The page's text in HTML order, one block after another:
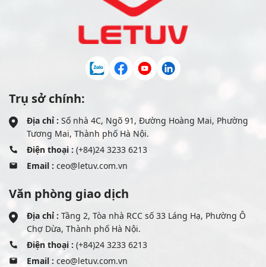
Trụ sở chính:
Địa chỉ : Số nhà 4C, Ngõ 91, Đường Hoàng Mai, Phường
Tương Mai, Thành phố Hà Nội.
Điện thoại : (+84)24 3233 6213
Email : ceo@letuv.com.vn
Văn phòng giao dịch
Địa chỉ : Tầng 2, Tòa nhà RCC số 33 Láng Hạ, Phường Ô
Chợ Dừa, Thành phố Hà Nội.
Điện thoại : (+84)24 3233 6213
Email : ceo@letuv.com.vn